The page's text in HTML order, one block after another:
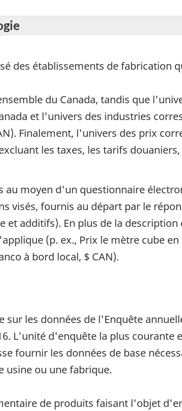
des établissements de fabrication
du Canada, tandis que
et l'univers des industries
Finalement, l'univers des prix
les taxes, les tarifs
au moyen d'un questionnaire
visés, fournis au départ par le
et additifs). En plus de la
(p. ex., Prix le mètre cube
à bord local, $ CAN).
sur les données de l'Enquête
L'unité d'enquête la plus courante
fournir les données de base
usine ou une fabrique.
de produits faisant l'objet